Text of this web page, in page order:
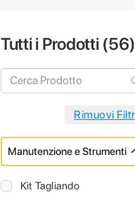
Tutti i Prodotti (56)
Manutenzione e Strumenti
Kit Tagliando